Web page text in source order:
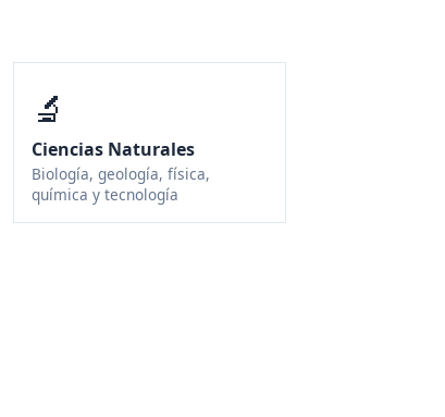
🔬
Ciencias Naturales
Biología, geología, física,
química y tecnología